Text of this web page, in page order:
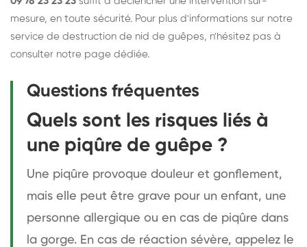
mesure, en toute sécurité. Pour plus d'informations sur notre
service de destruction de nid de guêpes, n'hésitez pas à
consulter notre page dédiée.
Questions fréquentes
Quels sont les risques liés à
une piqûre de guêpe ?
Une piqûre provoque douleur et gonflement,
mais elle peut être grave pour un enfant, une
personne allergique ou en cas de piqûre dans
la gorge. En cas de réaction sévère, appelez le